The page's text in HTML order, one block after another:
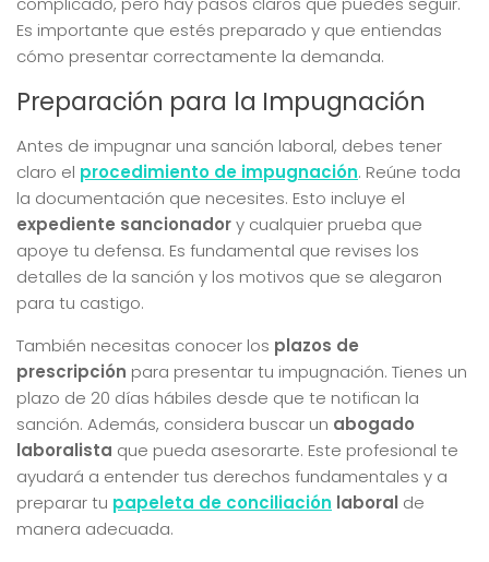
Es importante que estés preparado y que entiendas
cómo presentar correctamente la demanda.
Preparación para la Impugnación
Antes de impugnar una sanción laboral, debes tener
claro el procedimiento de impugnación. Reúne toda
la documentación que necesites. Esto incluye el
expediente sancionadory cualquier prueba que
apoye tu defensa. Es fundamental que revises los
detalles de la sanción y los motivos que se alegaron
para tu castigo.
También necesitas conocer los plazos de
prescripción para presentar tu impugnación. Tienes un
plazo de 20 días hábiles desde que te notifican la
sanción. Además, considera buscar un abogado
laboralista que pueda asesorarte. Este profesional te
ayudará a entender tus derechos fundamentales y a
preparar tu papeleta de conciliación laboral de
manera adecuada.